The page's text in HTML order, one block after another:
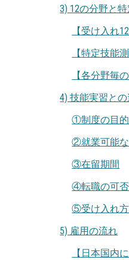
3) 12の分野と
【受け入れ
【特定技能
【各分野毎
4) 技能実習と
①制度の目的
②就業可能
③在留期間
④転職の可否
⑤受け入れ
5) 雇用の流れ
【日本国内